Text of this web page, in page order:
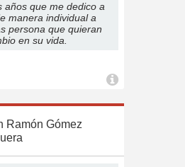
años que me dedico a
manera individual a
persona que quieran
en su vida.
Ramón Gómez